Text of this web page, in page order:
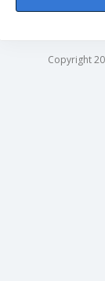
Copyright